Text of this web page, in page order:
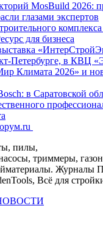
MosBuild 2026:
глазами экспертов
для бизнеса
Петербурге, в КВЦ
Климата 2026» и
в Саратовской
пилы,
триммеры,
Журналы
Всё для